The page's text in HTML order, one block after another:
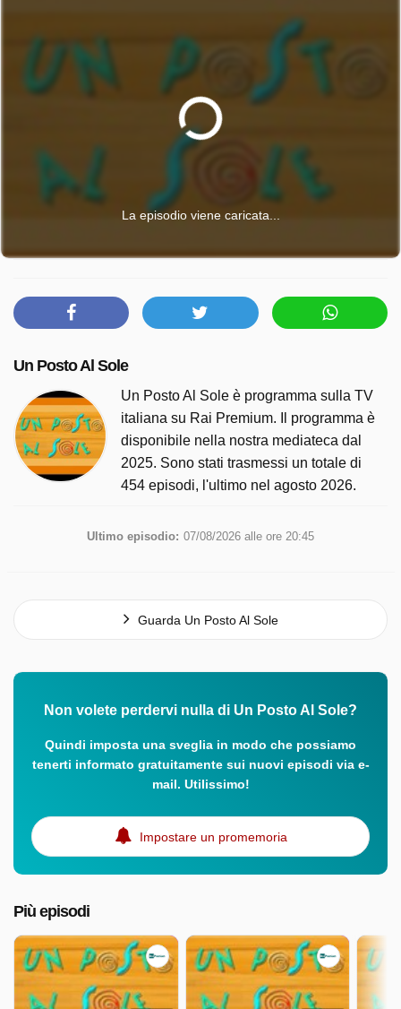
La episodio viene caricata...
Un Posto Al Sole
Un Posto Al Sole è programma sulla TV
italiana su Rai Premium. Il programma è
disponibile nella nostra mediateca dal
2025. Sono stati trasmessi un totale di
454 episodi, l'ultimo nel agosto 2026.
Ultimo episodio: 07/08/2026 alle ore 20:45
Guarda Un Posto Al Sole
Non volete perdervi nulla di Un Posto Al Sole?
Quindi imposta una sveglia in modo che possiamo
tenerti informato gratuitamente sui nuovi episodi via e-
mail. Utilissimo!
Impostare un promemoria
Più episodi